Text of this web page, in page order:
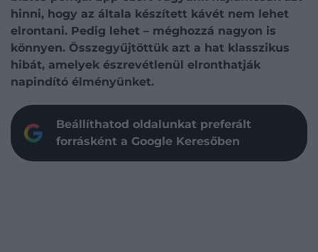
hinni, hogy az általa készített kávét nem lehet
elrontani. Pedig lehet – méghozzá nagyon is
könnyen. Összegyűjtöttük azt a hat klasszikus
hibát, amelyek észrevétlenül elronthatják
napindító élményünket.
Beállíthatod oldalunkat preferált
forrásként a Google Keresőben